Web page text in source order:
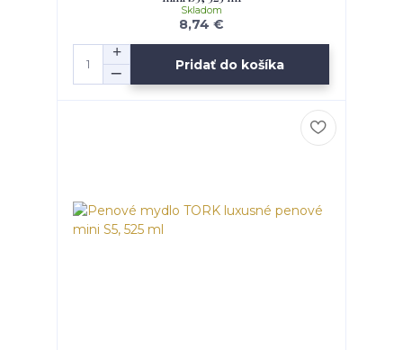
8,74 €
Skladom
Pridať do košíka